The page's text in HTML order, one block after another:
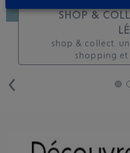
SHOP &
shop & collect.
shopping